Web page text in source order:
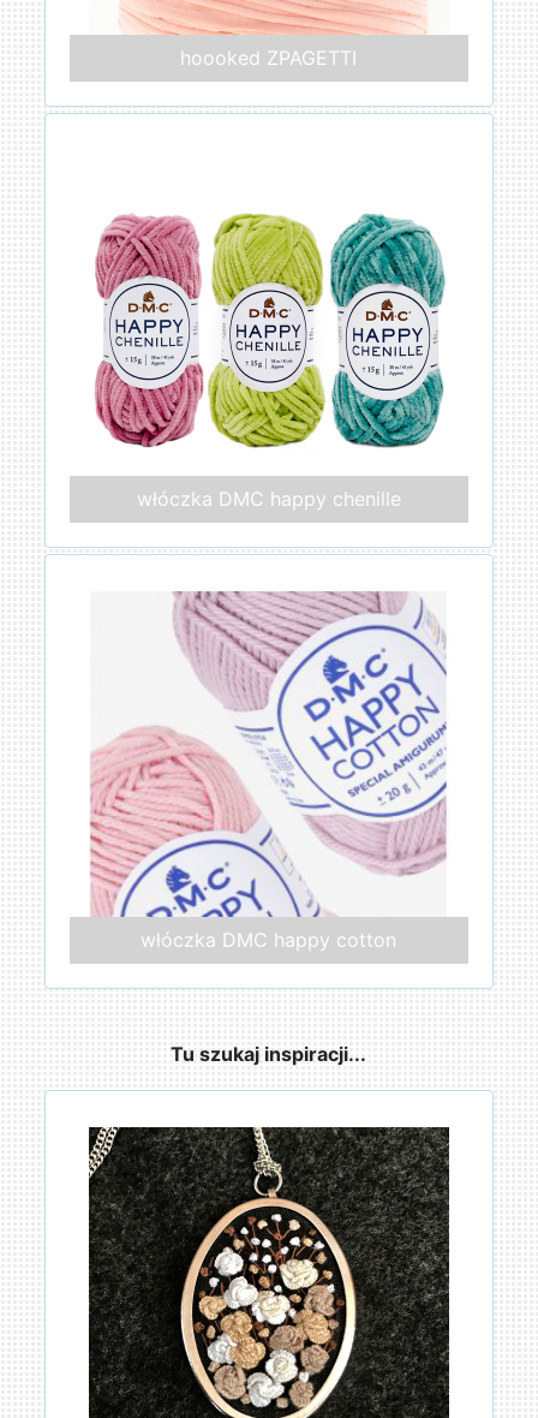
hoooked ZPAGETTI
włóczka DMC happy chenille
włóczka DMC happy cotton
Tu szukaj inspiracji...